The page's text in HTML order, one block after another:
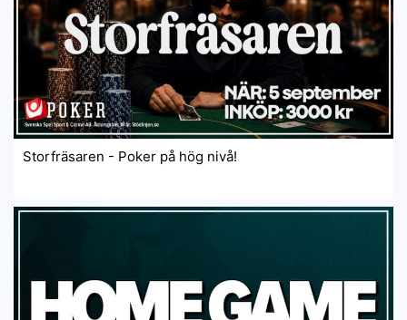
Storfräsaren - Poker på hög nivå!